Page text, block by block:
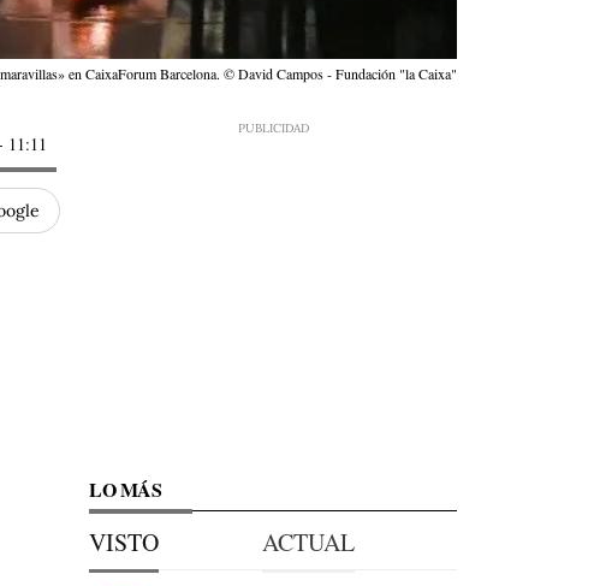
en CaixaForum Barcelona. © David Campos - Fundación "la Caixa"
11:11
LO MÁS
VISTO ACTUAL